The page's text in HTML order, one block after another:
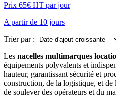
Prix 65€ HT par jour
A partir de 10 jours
Trier par :
Les nacelles multimarques
équipements polyvalents et
hauteur, garantissant sécurité et
construction, de la logistique, et de
de soulever des opérateurs et du